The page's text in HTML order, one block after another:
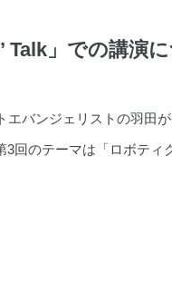
Talk」での講演
バンジェリストの羽田が
3回のテーマは「ロボテ